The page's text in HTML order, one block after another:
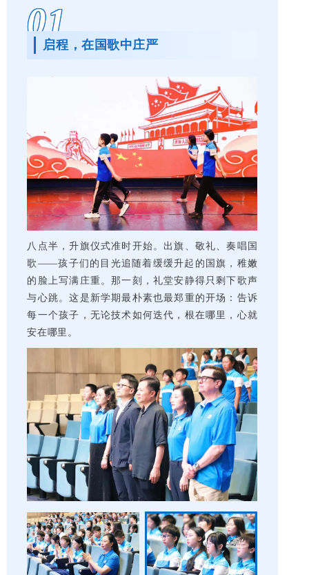
01
启程，在国歌中庄严
八点半，升旗仪式准时开始。出旗、敬礼、奏唱国
歌——孩子们的目光追随着缓缓升起的国旗，稚嫩
的脸上写满庄重。那一刻，礼堂安静得只剩下歌声
与心跳。这是新学期最朴素也最郑重的开场：告诉
每一个孩子，无论技术如何迭代，根在哪里，心就
安在哪里。